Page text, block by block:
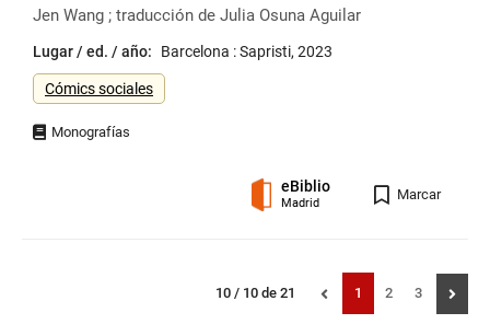
Jen Wang ; traducción de Julia Osuna Aguilar
Lugar / ed. / año:
Barcelona : Sapristi, 2023
Género
Cómics sociales
eBiblio
Madrid
Marcar
Mostrando
10 / 10 de 21 resultadosPágina
1 Página
2 Página
3